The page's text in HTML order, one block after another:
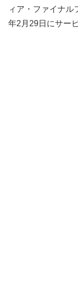
ィア・ファイナル
年2月29日にサー